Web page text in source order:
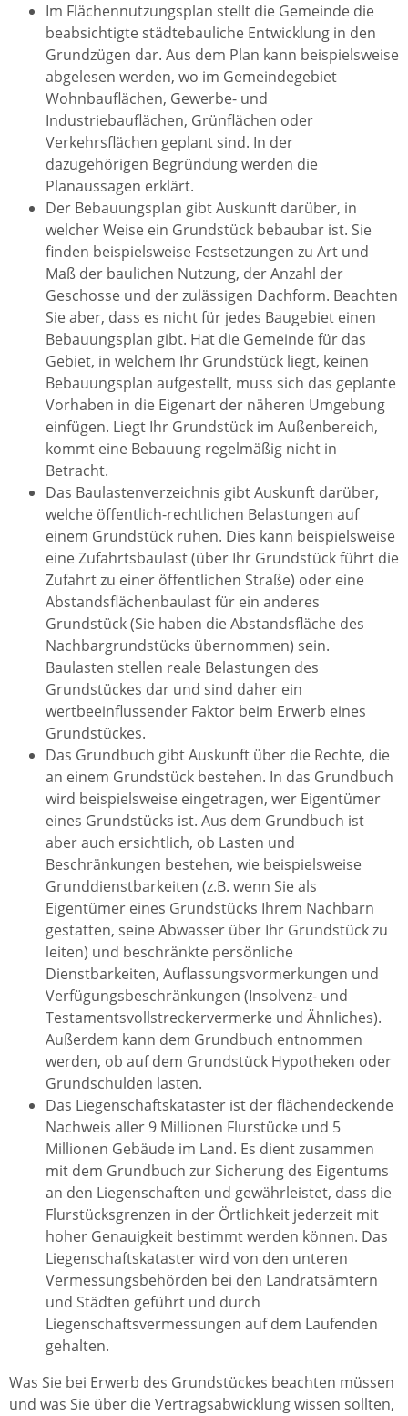
Im Flächennutzungsplan stellt die Gemeinde die
beabsichtigte städtebauliche Entwicklung in den
Grundzügen dar. Aus dem Plan kann beispielsweise
abgelesen werden, wo im Gemeindegebiet
Wohnbauflächen, Gewerbe- und
Industriebauflächen, Grünflächen oder
Verkehrsflächen geplant sind. In der
dazugehörigen Begründung werden die
Planaussagen erklärt.
Der Bebauungsplan gibt Auskunft darüber, in
welcher Weise ein Grundstück bebaubar ist. Sie
finden beispielsweise Festsetzungen zu Art und
Maß der baulichen Nutzung, der Anzahl der
Geschosse und der zulässigen Dachform. Beachten
Sie aber, dass es nicht für jedes Baugebiet einen
Bebauungsplan gibt. Hat die Gemeinde für das
Gebiet, in welchem Ihr Grundstück liegt, keinen
Bebauungsplan aufgestellt, muss sich das geplante
Vorhaben in die Eigenart der näheren Umgebung
einfügen. Liegt Ihr Grundstück im Außenbereich,
kommt eine Bebauung regelmäßig nicht in
Betracht.
Das Baulastenverzeichnis gibt Auskunft darüber,
welche öffentlich-rechtlichen Belastungen auf
einem Grundstück ruhen. Dies kann beispielsweise
eine Zufahrtsbaulast (über Ihr Grundstück führt die
Zufahrt zu einer öffentlichen Straße) oder eine
Abstandsflächenbaulast für ein anderes
Grundstück (Sie haben die Abstandsfläche des
Nachbargrundstücks übernommen) sein.
Baulasten stellen reale Belastungen des
Grundstückes dar und sind daher ein
wertbeeinflussender Faktor beim Erwerb eines
Grundstückes.
Das Grundbuch gibt Auskunft über die Rechte, die
an einem Grundstück bestehen. In das Grundbuch
wird beispielsweise eingetragen, wer Eigentümer
eines Grundstücks ist. Aus dem Grundbuch ist
aber auch ersichtlich, ob Lasten und
Beschränkungen bestehen, wie beispielsweise
Grunddienstbarkeiten (z.B. wenn Sie als
Eigentümer eines Grundstücks Ihrem Nachbarn
gestatten, seine Abwasser über Ihr Grundstück zu
leiten) und beschränkte persönliche
Dienstbarkeiten, Auflassungsvormerkungen und
Verfügungsbeschränkungen (Insolvenz- und
Testamentsvollstreckervermerke und Ähnliches).
Außerdem kann dem Grundbuch entnommen
werden, ob auf dem Grundstück Hypotheken oder
Grundschulden lasten.
Das Liegenschaftskataster ist der flächendeckende
Nachweis aller 9 Millionen Flurstücke und 5
Millionen Gebäude im Land. Es dient zusammen
mit dem Grundbuch zur Sicherung des Eigentums
an den Liegenschaften und gewährleistet, dass die
Flurstücksgrenzen in der Örtlichkeit jederzeit mit
hoher Genauigkeit bestimmt werden können. Das
Liegenschaftskataster wird von den unteren
Vermessungsbehörden bei den Landratsämtern
und Städten geführt und durch
Liegenschaftsvermessungen auf dem Laufenden
gehalten.
Was Sie bei Erwerb des Grundstückes beachten müssen
und was Sie über die Vertragsabwicklung wissen sollten,